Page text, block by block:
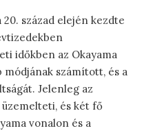
20. század elején kezdte
időkben az Okayama
számított, és a
Jelenleg az
üzemelteti, és két fő
vonalon és a